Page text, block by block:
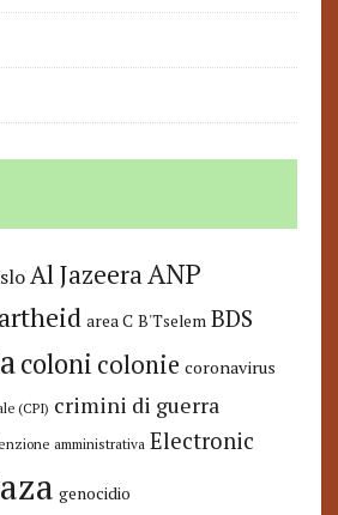
Al JazeeraANP
area C B'Tselem BDS
coloni colonie coronavirus
(CPI) crimini di guerra
amministrativa Electronic
genocidio